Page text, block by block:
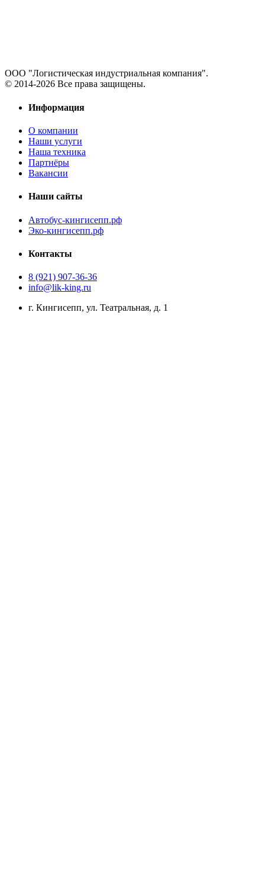
ООО "Логистическая индустриальная компания".
© 2014-2026 Все права защищены.
Информация
О компании
Наши услуги
Наша техника
Партнёры
Вакансии
Наши сайты
Автобус-кингисепп.рф
Эко-кингисепп.рф
Контакты
8 (921) 907-36-36
info@lik-king.ru
г. Кингисепп, ул. Театральная, д. 1